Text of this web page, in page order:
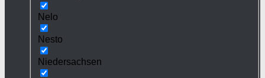
Nelo
Nesto
Niedersachsen